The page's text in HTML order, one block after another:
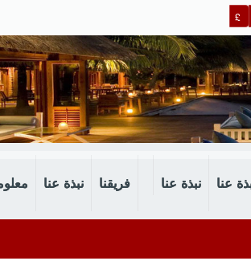
£
عنا نبذة عنا فريقنا نبذة عنا